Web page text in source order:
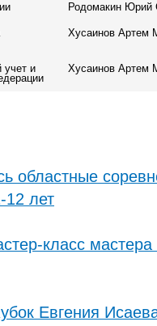
Родомакин Юрий
Хусаинов Артем
учет и
Хусаинов Артем
областные
лет
класс мастера
Евгения